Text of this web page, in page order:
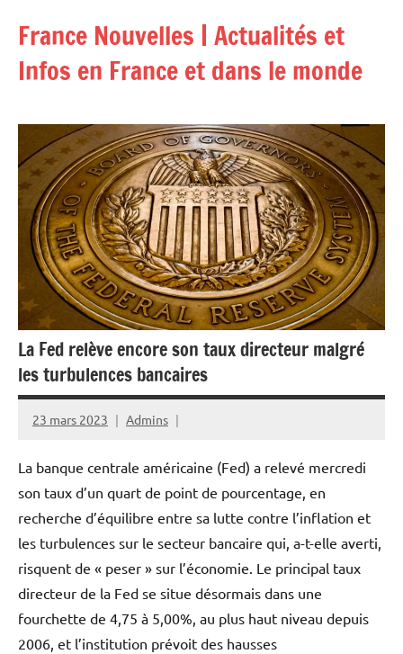
contenu
France Nouvelles | Actualités et
Infos en France et dans le monde
La Fed relève encore son taux directeur malgré
les turbulences bancaires
23 mars 2023 Admins
La banque centrale américaine (Fed) a relevé mercredi
son taux d’un quart de point de pourcentage, en
recherche d’équilibre entre sa lutte contre l’inflation et
les turbulences sur le secteur bancaire qui, a-t-elle averti,
risquent de « peser » sur l’économie. Le principal taux
directeur de la Fed se situe désormais dans une
fourchette de 4,75 à 5,00%, au plus haut niveau depuis
2006, et l’institution prévoit des hausses